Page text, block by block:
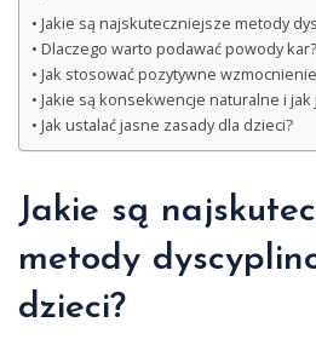
Jakie są najskuteczniejsze metody
Dlaczego warto podawać powody kar?
Jak stosować pozytywne
Jakie są konsekwencje naturalne i jak
Jak ustalać jasne zasady dla dzieci?
Jakie są
metody
dzieci?